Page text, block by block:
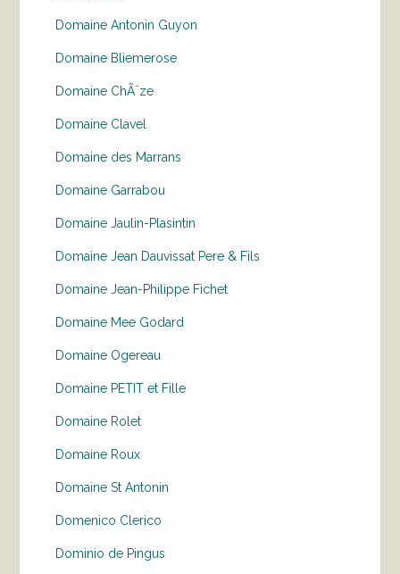
Domaine Antonin Guyon
Domaine Bliemerose
Domaine ChÃ¨ze
Domaine Clavel
Domaine des Marrans
Domaine Garrabou
Domaine Jaulin-Plasintin
Domaine Jean Dauvissat Pere & Fils
Domaine Jean-Philippe Fichet
Domaine Mee Godard
Domaine Ogereau
Domaine PETIT et Fille
Domaine Rolet
Domaine Roux
Domaine St Antonin
Domenico Clerico
Dominio de Pingus